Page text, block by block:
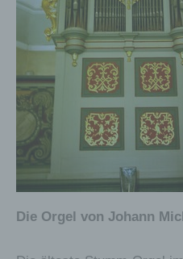
Die Orgel von Johann